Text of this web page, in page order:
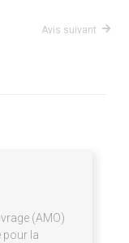
Avis suivant
(AMO)
pour la